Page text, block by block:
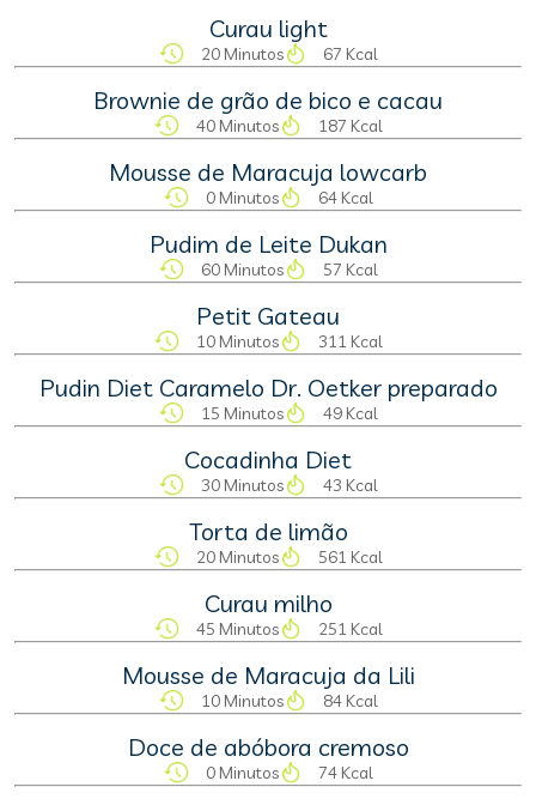
Curau light
20 Minutos 67 Kcal
Brownie de grão de bico e cacau
40 Minutos 187 Kcal
Mousse de Maracuja lowcarb
0 Minutos 64 Kcal
Pudim de Leite Dukan
60 Minutos 57 Kcal
Petit Gateau
10 Minutos 311 Kcal
Pudin Diet Caramelo Dr. Oetker preparado
15 Minutos 49 Kcal
Cocadinha Diet
30 Minutos 43 Kcal
Torta de limão
20 Minutos 561 Kcal
Curau milho
45 Minutos 251 Kcal
Mousse de Maracuja da Lili
10 Minutos 84 Kcal
Doce de abóbora cremoso
0 Minutos 74 Kcal